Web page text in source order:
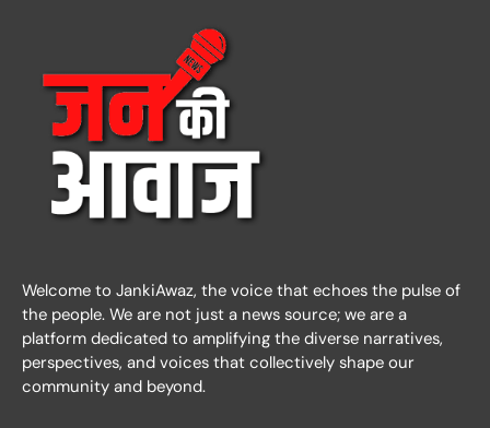
Welcome to JankiAwaz, the voice that echoes the pulse of
the people. We are not just a news source; we are a
platform dedicated to amplifying the diverse narratives,
perspectives, and voices that collectively shape our
community and beyond.